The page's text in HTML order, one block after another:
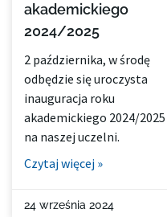
akademickiego
2024/2025
2 października, w środę
odbędzie się uroczysta
inauguracja roku
akademickiego 2024/2025
na naszej uczelni.
Czytaj więcej »
24 września 2024